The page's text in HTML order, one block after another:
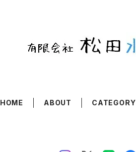
HOME ABOUT CATEGORY